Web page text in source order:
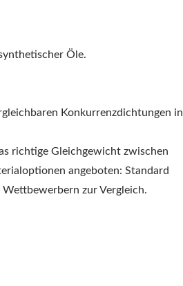
Öle.
Konkurrenzdichtungen in
richtige Gleichgewicht zwischen
angeboten: Standard
zur Vergleich.
E-Barrier
Radabdichtungen